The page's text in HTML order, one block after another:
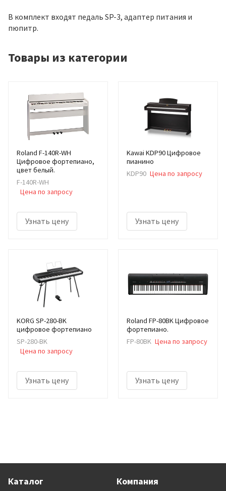
В комплект входят педаль SP-3, адаптер питания и
пюпитр.
Товары из категории
Roland F-140R-WH
Цифровое фортепиано,
цвет белый.
F-140R-WH
Цена по запросу
Узнать цену
Kawai KDP90 Цифровое
пианино
KDP90 Цена по запросу
Узнать цену
KORG SP-280-BK
цифровое фортепиано
SP-280-BK
Цена по запросу
Узнать цену
Roland FP-80BK Цифровое
фортепиано.
FP-80BK Цена по запросу
Узнать цену
Каталог Компания